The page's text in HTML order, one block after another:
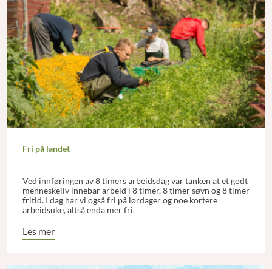
Fri på landet
Ved innføringen av 8 timers arbeidsdag var tanken at et godt
menneskeliv innebar arbeid i 8 timer, 8 timer søvn og 8 timer
fritid. I dag har vi også fri på lørdager og noe kortere
arbeidsuke, altså enda mer fri.
Les mer